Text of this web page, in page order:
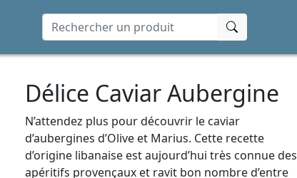
Délice Caviar Aubergine
N’attendez plus pour découvrir le caviar
d’aubergines d’Olive et Marius. Cette recette
d’origine libanaise est aujourd’hui très connue des
apéritifs provençaux et ravit bon nombre d’entre